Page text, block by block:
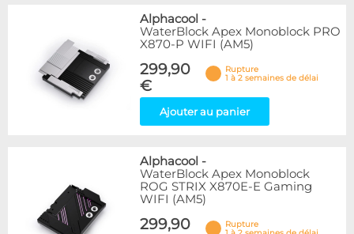
Alphacool -
WaterBlock Apex Monoblock PRO
X870-P WIFI (AM5)
299,90
€
Rupture
1 à 2 semaines de délai
Ajouter au panier
Alphacool -
WaterBlock Apex Monoblock
ROG STRIX X870E-E Gaming
WIFI (AM5)
299,90
Rupture